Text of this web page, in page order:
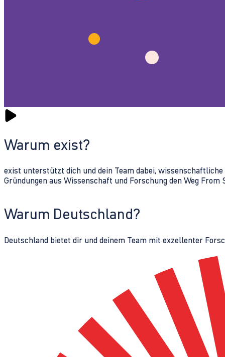
Warum exist?
exist unterstützt dich und dein Team dabei,
Gründungen aus Wissenschaft und Forschung den Weg From
Warum Deutschland?
Deutschland bietet dir und deinem Team mit exzellenter